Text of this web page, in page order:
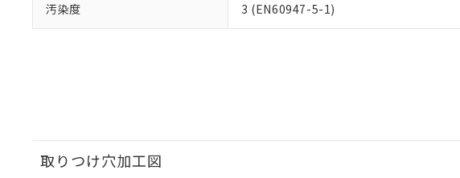
汚染度 3 (EN60947-5-1)
取りつけ穴加工図